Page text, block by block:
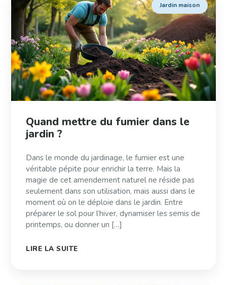
Jardin maison
Quand mettre du fumier dans le
jardin ?
Dans le monde du jardinage, le fumier est une
véritable pépite pour enrichir la terre. Mais la
magie de cet amendement naturel ne réside pas
seulement dans son utilisation, mais aussi dans le
moment où on le déploie dans le jardin. Entre
préparer le sol pour l’hiver, dynamiser les semis de
printemps, ou donner un […]
LIRE LA SUITE